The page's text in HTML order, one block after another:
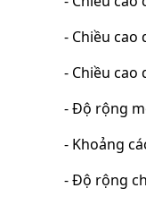
- Chiều
- Chiều cao
- Độ rộng
- Khoảng
- Độ rộng